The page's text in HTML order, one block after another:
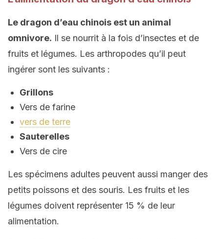
Le dragon d’eau chinois est un animal
omnivore. Il se nourrit à la fois d’insectes et de
fruits et légumes. Les arthropodes qu’il peut
ingérer sont les suivants :
Grillons
Vers de farine
vers de terre
Sauterelles
Vers de cire
Les spécimens adultes peuvent aussi manger des
petits poissons et des souris. Les fruits et les
légumes doivent représenter 15 % de leur
alimentation.